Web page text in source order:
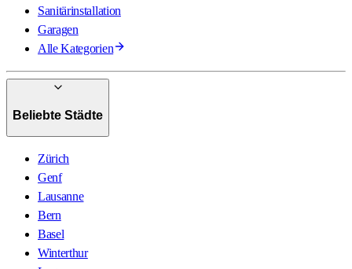
Sanitärinstallation
Garagen
Alle Kategorien
Beliebte Städte
Zürich
Genf
Lausanne
Bern
Basel
Winterthur